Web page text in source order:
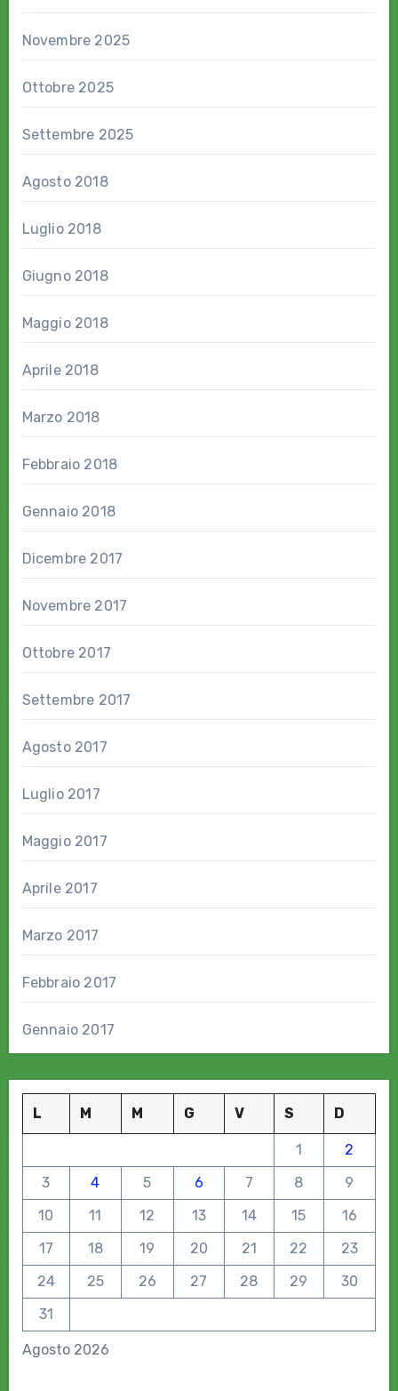
Novembre 2025
Ottobre 2025
Settembre 2025
Agosto 2018
Luglio 2018
Giugno 2018
Maggio 2018
Aprile 2018
Marzo 2018
Febbraio 2018
Gennaio 2018
Dicembre 2017
Novembre 2017
Ottobre 2017
Settembre 2017
Agosto 2017
Luglio 2017
Maggio 2017
Aprile 2017
Marzo 2017
Febbraio 2017
Gennaio 2017
Agosto 2026
L M M G V S D
1
2
3
4 5 6 7 8
9
10
11 12 13 14 15
16
17
18 19 20 21 22
23
24
25 26 27 28 29
30
31